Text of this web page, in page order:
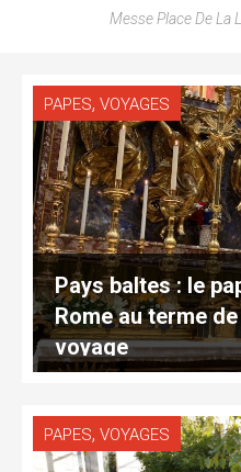
Messe Place De La
PAPES, VOYAGES
Pays baltes : le
Rome au terme
voyage
PAPES, VOYAGES